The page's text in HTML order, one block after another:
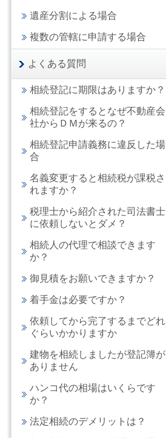
遺産分割による場合
複数の管轄に申請する場合
よくある質問
相続登記に期限はありますか？
相続登記をするとなぜ不動産会
社からＤＭが来るの？
相続登記申請義務に違反した場
合
名義変更すると相続税が課税さ
れますか？
税理士から紹介された司法書士
に依頼しないとダメ？
相続人の代理で相談できます
か？
御見積をお願いできますか？
着手金は必要ですか？
依頼してから完了するまでどれ
ぐらいかかりますか
建物を相続しましたが登記簿が
ありません
ハンコ代の相場はいくらです
か？
法定相続のデメリットは？